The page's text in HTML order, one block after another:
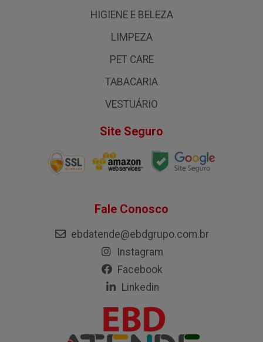
HIGIENE E BELEZA
LIMPEZA
PET CARE
TABACARIA
VESTUÁRIO
Site Seguro
Fale Conosco
ebdatende@ebdgrupo.com.br
Instagram
Facebook
Linkedin